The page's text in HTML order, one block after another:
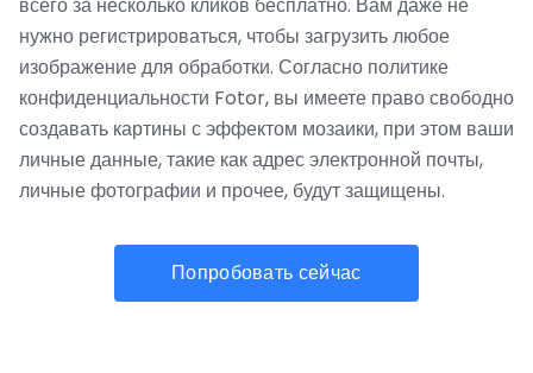
нужно регистрироваться, чтобы загрузить любое
изображение для обработки. Согласно политике
конфиденциальности Fotor, вы имеете право свободно
создавать картины с эффектом мозаики, при этом ваши
личные данные, такие как адрес электронной почты,
личные фотографии и прочее, будут защищены.
Попробовать сейчас